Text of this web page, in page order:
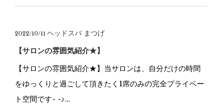
2022/10/11 ヘッドスパ まつげ
【サロンの雰囲気紹介★】
【サロンの雰囲気紹介★】当サロンは、自分だけの時間
をゆっくりと過ごして頂きたく1席のみの完全プライベー
ト空間です^ ^♪…